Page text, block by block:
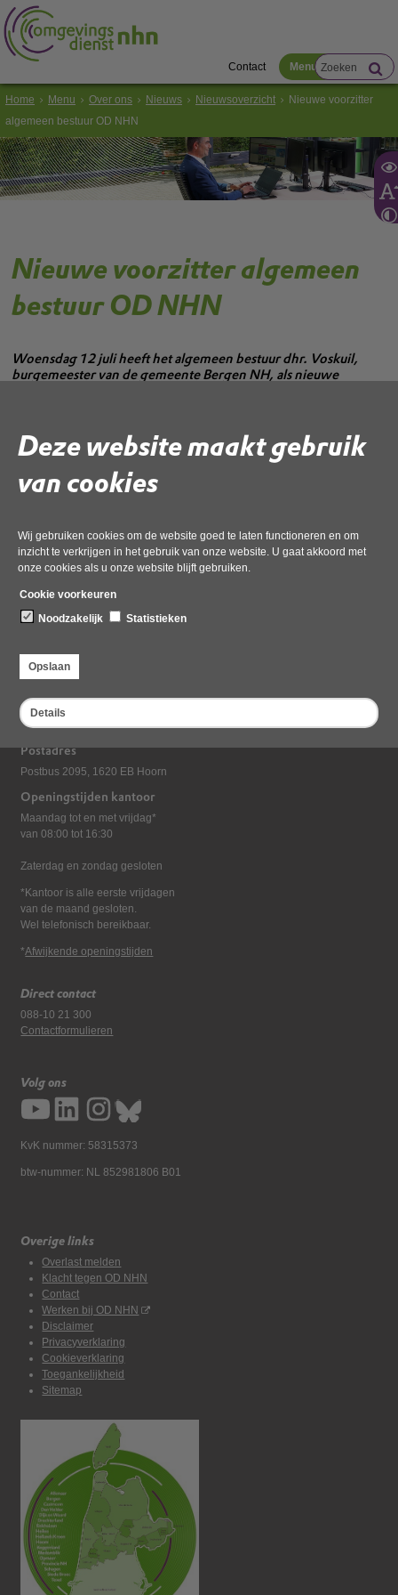
Deze website maakt gebruik
van cookies
Wij gebruiken cookies om de website goed te laten functioneren en om
inzicht te verkrijgen in het gebruik van onze website. U gaat akkoord met
onze cookies als u onze website blijft gebruiken.
Cookie voorkeuren
Noodzakelijk
Statistieken
Opslaan
Details
Contact Menu
Home Menu Over ons Nieuws Nieuwsoverzicht
Nieuwe voorzitter
algemeen bestuur OD NHN
Nieuwe voorzitter algemeen
bestuur OD NHN
Woensdag 12 juli heeft het algemeen bestuur dhr. Voskuil,
burgemeester van de gemeente Bergen NH, als nieuwe
Voskuil volgt daarmee Michiel Uitdehaag op die als burgemeester van Texel
sinds eind 2018 het voorzitterschap op zich heeft genomen.
OD NHN heet dhr. Voskuil van harte welkom als nieuwe voorzitter van het
algemeen- en dagelijks bestuur!
Deel deze pagina
Laatst gewijzigd: 28 augustus 2023
Bezoekadres
Dampten 2, 1624 NR Hoorn
Postadres
Postbus 2095, 1620 EB Hoorn
Openingstijden kantoor
Maandag tot en met vrijdag*
van 08:00 tot 16:30
Zaterdag en zondag gesloten
*Kantoor is alle eerste vrijdagen
van de maand gesloten.
Wel telefonisch bereikbaar.
*Afwijkende openingstijden
Direct contact
088-10 21 300
Contactformulieren
Volg ons
KvK nummer: 58315373
btw-nummer: NL 852981806 B01
Overige links
Overlast melden
Klacht tegen OD NHN
Contact
Werken bij OD NHN
Disclaimer
Privacyverklaring
Cookieverklaring
Toegankelijkheid
Sitemap